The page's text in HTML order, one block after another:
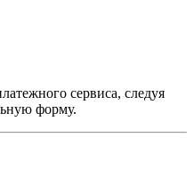
сервиса, следуя
форму.